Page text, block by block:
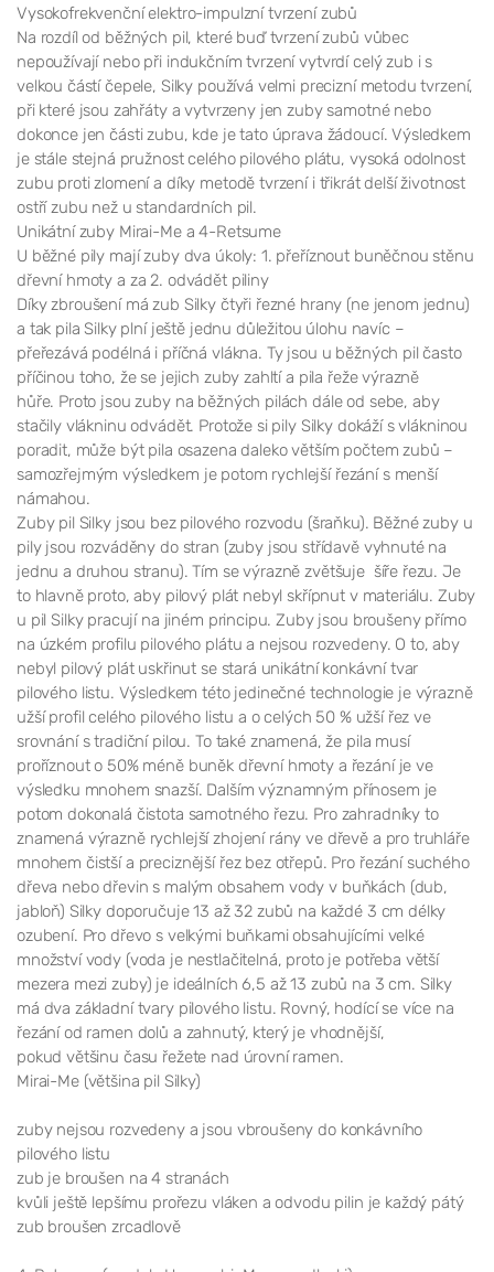
Vysokofrekvenční elektro-impulzní tvrzení zubů
Na rozdíl od běžných pil, které buď tvrzení zubů vůbec
nepoužívají nebo při indukčním tvrzení vytvrdí celý zub i s
velkou částí čepele, Silky používá velmi precizní metodu tvrzení,
při které jsou zahřáty a vytvrzeny jen zuby samotné nebo
dokonce jen části zubu, kde je tato úprava žádoucí. Výsledkem
je stále stejná pružnost celého pilového plátu, vysoká odolnost
zubu proti zlomení a díky metodě tvrzení i třikrát delší životnost
ostří zubu než u standardních pil.
Unikátní zuby Mirai-Me a 4-Retsume
U běžné pily mají zuby dva úkoly: 1. přeříznout buněčnou stěnu
dřevní hmoty a za 2. odvádět piliny
Díky zbroušení má zub Silky čtyři řezné hrany (ne jenom jednu)
a tak pila Silky plní ještě jednu důležitou úlohu navíc –
přeřezává podélná i příčná vlákna. Ty jsou u běžných pil často
příčinou toho, že se jejich zuby zahltí a pila řeže výrazně
hůře. Proto jsou zuby na běžných pilách dále od sebe, aby
stačily vlákninu odvádět. Protože si pily Silky dokáží s vlákninou
poradit, může být pila osazena daleko větším počtem zubů –
samozřejmým výsledkem je potom rychlejší řezání s menší
námahou.
Zuby pil Silky jsou bez pilového rozvodu (šraňku). Běžné zuby u
pily jsou rozváděny do stran (zuby jsou střídavě vyhnuté na
jednu a druhou stranu). Tím se výrazně zvětšuje šíře řezu. Je
to hlavně proto, aby pilový plát nebyl skřípnut v materiálu. Zuby
u pil Silky pracují na jiném principu. Zuby jsou broušeny přímo
na úzkém profilu pilového plátu a nejsou rozvedeny. O to, aby
nebyl pilový plát uskřinut se stará unikátní konkávní tvar
pilového listu. Výsledkem této jedinečné technologie je výrazně
užší profil celého pilového listu a o celých 50 % užší řez ve
srovnání s tradiční pilou. To také znamená, že pila musí
proříznout o 50% méně buněk dřevní hmoty a řezání je ve
výsledku mnohem snazší. Dalším významným přínosem je
potom dokonalá čistota samotného řezu. Pro zahradníky to
znamená výrazně rychlejší zhojení rány ve dřevě a pro truhláře
mnohem čistší a preciznější řez bez otřepů. Pro řezání suchého
dřeva nebo dřevin s malým obsahem vody v buňkách (dub,
jabloň) Silky doporučuje 13 až 32 zubů na každé 3 cm délky
ozubení. Pro dřevo s velkými buňkami obsahujícími velké
množství vody (voda je nestlačitelná, proto je potřeba větší
mezera mezi zuby) je ideálních 6,5 až 13 zubů na 3 cm. Silky
má dva základní tvary pilového listu. Rovný, hodící se více na
řezání od ramen dolů a zahnutý, který je vhodnější,
pokud většinu času řežete nad úrovní ramen.
Mirai-Me (většina pil Silky)
zuby nejsou rozvedeny a jsou vbroušeny do konkávního
pilového listu
zub je broušen na 4 stranách
kvůli ještě lepšímu prořezu vláken a odvodu pilin je každý pátý
zub broušen zrcadlově